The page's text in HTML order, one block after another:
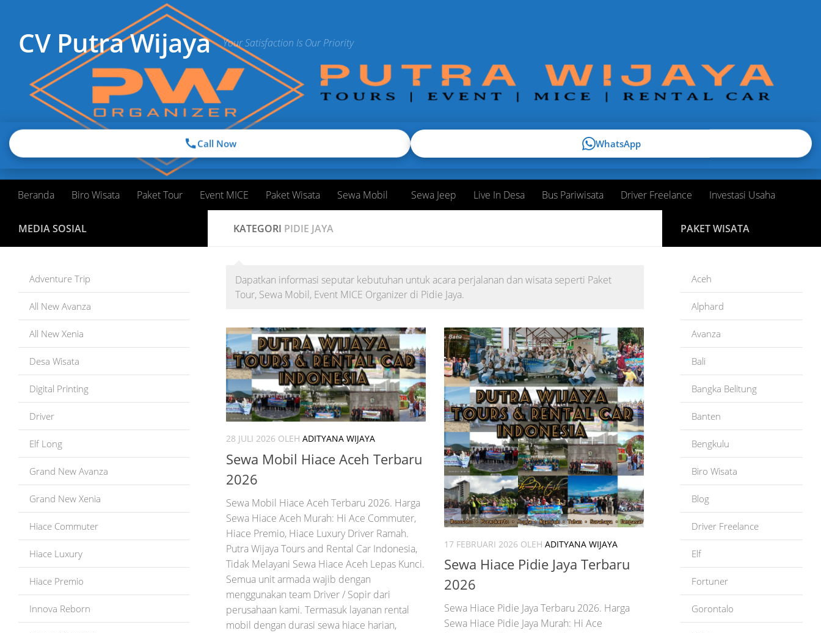
CV Putra Wijaya Your Satisfaction Is Our Priority
Beranda Biro Wisata Paket Tour Event MICE Paket Wisata Sewa Mobil Sewa Jeep Live In Desa Bus Pariwisata Driver Freelance Investasi Usaha
KATEGORI PIDIE JAYA
Dapatkan informasi seputar kebutuhan untuk acara perjalanan dan wisata seperti Paket
Tour, Sewa Mobil, Event MICE Organizer di Pidie Jaya.
28 JULI 2026 OLEH ADITYANA WIJAYA
Sewa Mobil Hiace Aceh Terbaru
2026
Sewa Mobil Hiace Aceh Terbaru 2026. Harga
Sewa Hiace Aceh Murah: Hi Ace Commuter,
Hiace Premio, Hiace Luxury Driver Ramah.
Putra Wijaya Tours and Rental Car Indonesia,
Tidak Melayani Sewa Hiace Aceh Lepas Kunci.
Semua unit armada wajib dengan
menggunakan team Driver / Sopir dari
perusahaan kami. Termasuk layanan rental
mobil dengan durasi sewa hiace harian,
17 FEBRUARI 2026 OLEH ADITYANA WIJAYA
Sewa Hiace Pidie Jaya Terbaru
2026
Sewa Hiace Pidie Jaya Terbaru 2026. Harga
Sewa Hiace Pidie Jaya Murah: Hi Ace
MEDIA SOSIAL
Adventure Trip
All New Avanza
All New Xenia
Desa Wisata
Digital Printing
Driver
Elf Long
Grand New Avanza
Grand New Xenia
Hiace Commuter
Hiace Luxury
Hiace Premio
Innova Reborn
PAKET WISATA
Aceh
Alphard
Avanza
Bali
Bangka Belitung
Banten
Bengkulu
Biro Wisata
Blog
Driver Freelance
Elf
Fortuner
Gorontalo
Call Now WhatsApp